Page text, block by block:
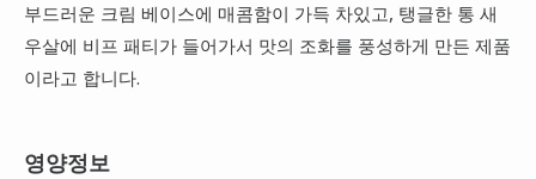
부드러운 크림 베이스에 매콤함이 가득 차있고, 탱글한 통 새
우살에 비프 패티가 들어가서 맛의 조화를 풍성하게 만든 제품
이라고 합니다.
영양정보